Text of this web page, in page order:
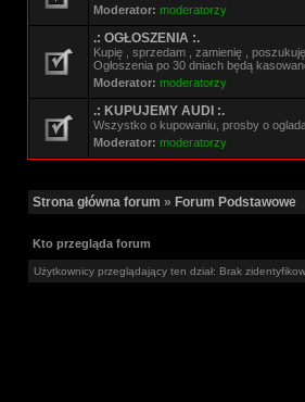
Moderator: moderatorzy
.: OGŁOSZENIA :.
Kupię , sprzedam , zamienię ,
Ogłoszenia po 30 dniach będą
Moderator: moderatorzy
.: KUPUJEMY AUDI :.
Wszystko o kupowaniu, prosby o
Moderator: moderatorzy
Strona główna forum » Forum Podstawowe
Kto przegląda forum
Użytkownicy przeglądający ten dział: Brak